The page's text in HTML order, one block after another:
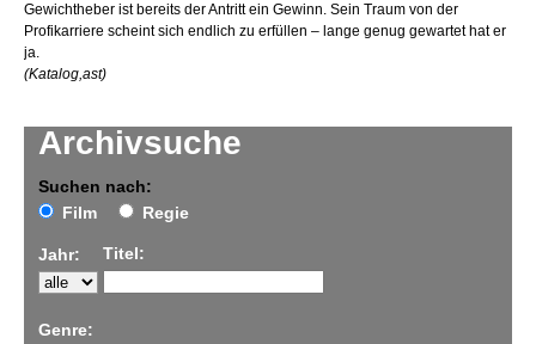
Archivsuche
Suchen nach:
Film
Regie
Jahr: Titel:
Genre:
Gewichtheber ist bereits der Antritt ein Gewinn. Sein Traum von der
Profikarriere scheint sich endlich zu erfüllen – lange genug gewartet hat er
ja.
(Katalog,ast)